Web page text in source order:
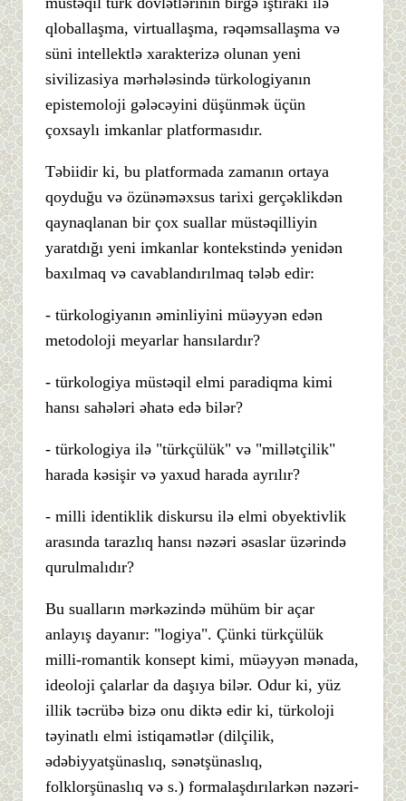
qloballaşma, virtuallaşma, rəqəmsallaşma və
süni intellektlə xarakterizə olunan yeni
sivilizasiya mərhələsində türkologiyanın
epistemoloji gələcəyini düşünmək üçün
çoxsaylı imkanlar platformasıdır.
Təbiidir ki, bu platformada zamanın ortaya
qoyduğu və özünəməxsus tarixi gerçəklikdən
qaynaqlanan bir çox suallar müstəqilliyin
yaratdığı yeni imkanlar kontekstində yenidən
baxılmaq və cavablandırılmaq tələb edir:
- türkologiyanın əminliyini müəyyən edən
metodoloji meyarlar hansılardır?
- türkologiya müstəqil elmi paradiqma kimi
hansı sahələri əhatə edə bilər?
- türkologiya ilə "türkçülük" və "millətçilik"
harada kəsişir və yaxud harada ayrılır?
- milli identiklik diskursu ilə elmi obyektivlik
arasında tarazlıq hansı nəzəri əsaslar üzərində
qurulmalıdır?
Bu sualların mərkəzində mühüm bir açar
anlayış dayanır: "logiya". Çünki türkçülük
milli-romantik konsept kimi, müəyyən mənada,
ideoloji çalarlar da daşıya bilər. Odur ki, yüz
illik təcrübə bizə onu diktə edir ki, türkoloji
təyinatlı elmi istiqamətlər (dilçilik,
ədəbiyyatşünaslıq, sənətşünaslıq,
folklorşünaslıq və s.) formalaşdırılarkən nəzəri-